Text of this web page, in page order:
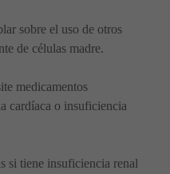
sobre el uso de otros
de células madre.
medicamentos
cardíaca o insuficiencia
si tiene insuficiencia renal